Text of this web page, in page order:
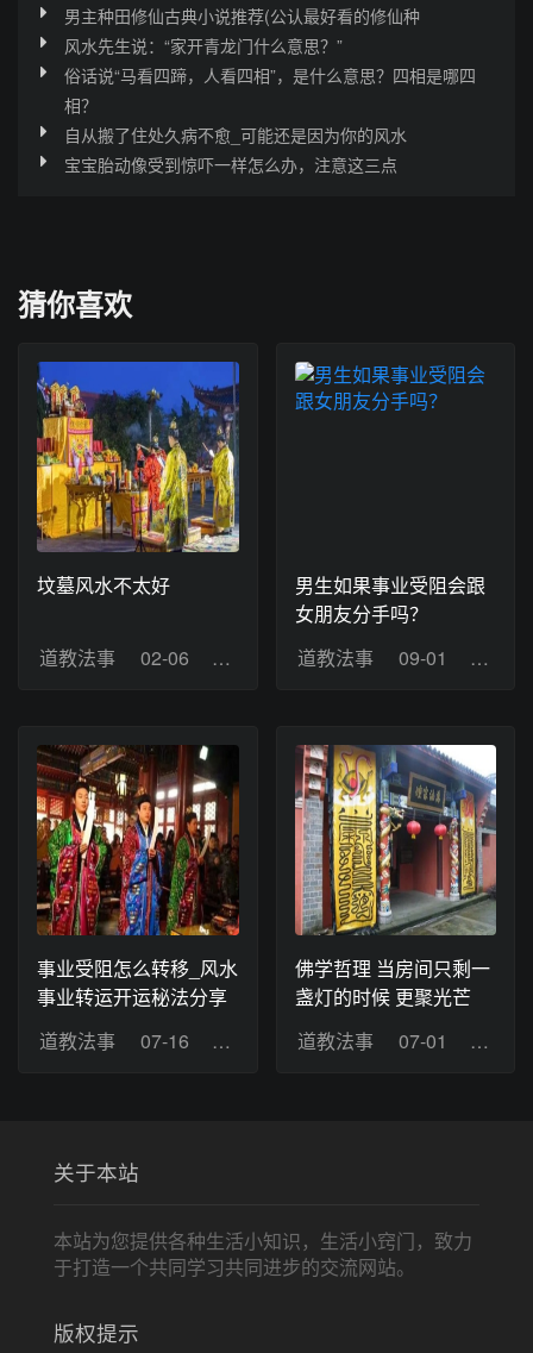
男主种田修仙古典小说推荐(公认最好看的修仙种
风水先生说：“家开青龙门什么意思？”
俗话说“马看四蹄，人看四相”，是什么意思？四相是哪四
相？
自从搬了住处久病不愈_可能还是因为你的风水
宝宝胎动像受到惊吓一样怎么办，注意这三点
猜你喜欢
坟墓风水不太好
道教法事 02-06 浏览：9
男生如果事业受阻会跟
女朋友分手吗？
道教法事
09-01 浏览
事业受阻怎么转移_风水
事业转运开运秘法分享
道教法事
07-16 浏览：10
佛学哲理 当房间只剩一
盏灯的时候 更聚光芒
道教法事
07-01 浏览
关于本站
本站为您提供各种生活小知识，生活小窍门，致力
于打造一个共同学习共同进步的交流网站。
版权提示